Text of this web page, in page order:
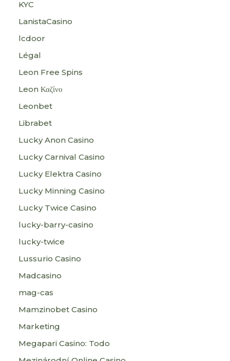
KYC
LanistaCasino
lcdoor
Légal
Leon Free Spins
Leon Καζίνο
Leonbet
Librabet
Lucky Anon Casino
Lucky Carnival Casino
Lucky Elektra Casino
Lucky Minning Casino
Lucky Twice Casino
lucky-barry-casino
lucky-twice
Lussurio Casino
Madcasino
mag-cas
Mamzinobet Casino
Marketing
Megapari Casino: Todo